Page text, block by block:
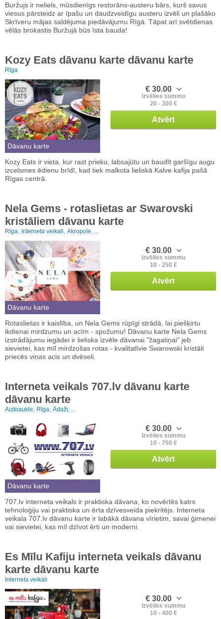
Buržujs ir neliels, mūsdienīgs restorāns-austeru bārs, kurš savus
viesus pārsteidz ar īpašu un daudzveidīgu austeru izvēli un plašāko
Skrīveru mājas saldējuma piedāvājumu Rīgā. Tāpat arī svētdienas
vēlās brokastis Buržujā būs īsta bauda!
Kozy Eats dāvanu karte dāvanu karte
Rīga
Dāvanu karte
€ 30.00
Izvēlies summu
20 - 300 €
Atvērt
Kozy Eats ir vieta, kur rast prieku, labsajūtu un baudīt garšīgu augu
izcelsmes ēdienu brīdī, kad tiek malkota lieliskā Kalve kafija pašā
Rīgas centrā.
Nela Gems - rotaslietas ar Swarovski
kristāliem dāvanu karte
Rīga, Interneta veikali, Akropole, ...
Dāvanu karte
€ 30.00
Izvēlies summu
10 - 250 €
Atvērt
Rotaslietas ir kaislība, un Nela Gems rūpīgi strādā, lai piešķirtu
ikdienai mirdzumu un acīm - spožumu! Dāvanu karte Nela Gems
izstrādājumu iegādei ir lieliska izvēle dāvanai "žagatiņai" jeb
sievietei, kas mīl mirdzošas rotas - kvalitatīvie Swarowski kristāli
priecēs viņas acis un dvēseli.
Interneta veikals 707.lv dāvanu karte
dāvanu karte
Aizkraukle, Rīga, Ādaži, ...
Dāvanu karte
€ 30.00
Izvēlies summu
10 - 750 €
Atvērt
707.lv interneta veikals ir praktiska dāvana, ko novērtēs katrs
tehnoloģiju vai praktiska un ērta dzīvesveida piekritējs. Interneta
veikala 707.lv dāvanu karte ir labākā dāvana vīrietim, savai ģimenei
vai sievietei, kas mīl dzīvot ērti un moderni.
Es Mīlu Kafiju interneta veikals dāvanu
karte dāvanu karte
Interneta veikali
€ 30.00
Izvēlies summu
10 - 400 €